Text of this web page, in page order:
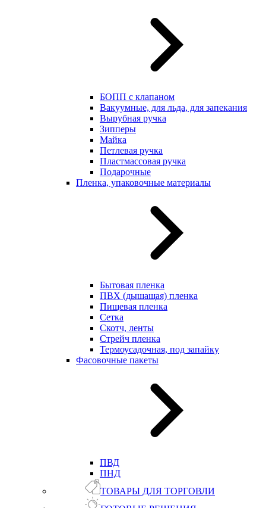
БОПП с клапаном
Вакуумные, для льда, для запекания
Вырубная ручка
Зипперы
Майка
Петлевая ручка
Пластмассовая ручка
Подарочные
Пленка, упаковочные материалы
Бытовая пленка
ПВХ (дышащая) пленка
Пищевая пленка
Сетка
Скотч, ленты
Стрейч пленка
Термоусадочная, под запайку
Фасовочные пакеты
ПВД
ПНД
ТОВАРЫ ДЛЯ ТОРГОВЛИ